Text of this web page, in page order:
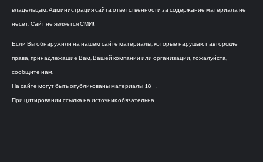
владельцам. Администрация сайта ответственности за содержание материала не
несет. Сайт не является СМИ!
Если Вы обнаружили на нашем сайте материалы, которые нарушают авторские
права, принадлежащие Вам, Вашей компании или организации, пожалуйста,
сообщите нам.
На сайте могут быть опубликованы материалы 18+!
При цитировании ссылка на источник обязательна.